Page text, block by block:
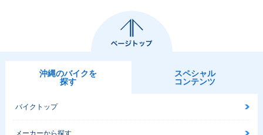
沖縄のバイクを
探す
スペシャル
コンテンツ
バイクトップ
メーカーから探す